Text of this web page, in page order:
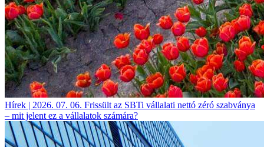
Hírek | 2026. 07. 06. Frissült az SBTi vállalati nettó zéró szabványa
– mit jelent ez a vállalatok számára?